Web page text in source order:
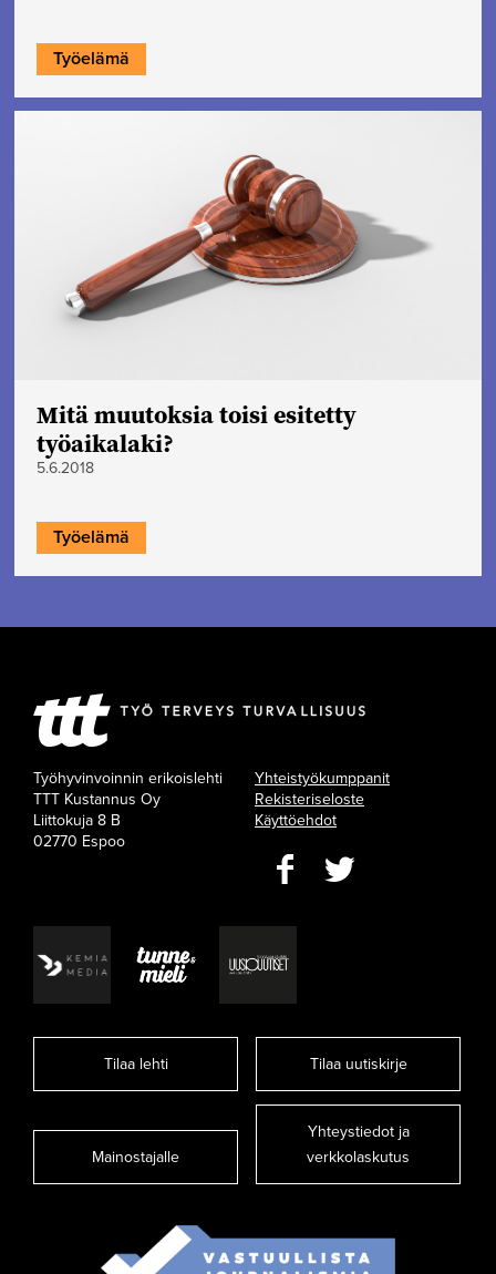
Työelämä
Mitä muutoksia toisi esitetty
työaikalaki?
5.6.2018
Työelämä
Työhyvinvoinnin erikoislehti
TTT Kustannus Oy
Liittokuja 8 B
02770 Espoo
Yhteistyökumppanit
Rekisteriseloste
Käyttöehdot
Tilaa lehti Tilaa uutiskirje
Mainostajalle
Yhteystiedot ja
verkkolaskutus